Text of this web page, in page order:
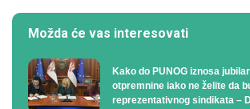
Možda će vas interesovati
Kako do PUNOG iznosa
otpremnine iako ne želite da
reprezentativnog sindikata –